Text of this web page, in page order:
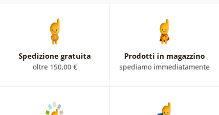
Spedizione gratuita
oltre 150,00 €
Prodotti in magazzino
spediamo immediatamente